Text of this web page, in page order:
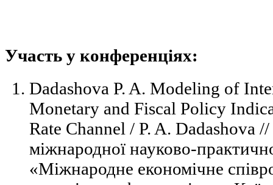
Участь у конференціях:
Dadashova P. A. Modeling of
Monetary and Fiscal Policy
Rate Channel / P. A. Dadashova //
міжнародної науково-
«Міжнародне економічне